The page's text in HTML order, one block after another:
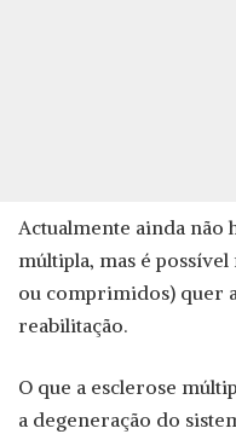
Actualmente ainda não
múltipla, mas é
ou comprimidos) quer
reabilitação.
O que a esclerose
a degeneração do